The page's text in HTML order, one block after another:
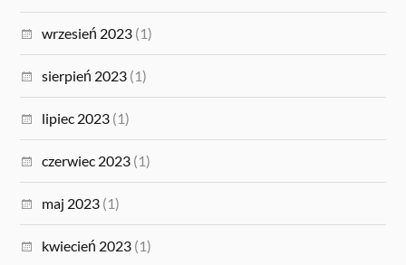
wrzesień 2023 (1)
sierpień 2023 (1)
lipiec 2023 (1)
czerwiec 2023 (1)
maj 2023 (1)
kwiecień 2023 (1)